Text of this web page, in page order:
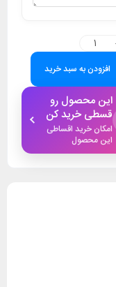
افزودن به سبد خرید
این محصول رو
قسطی خرید کن
امکان خرید اقساطی
این محصول